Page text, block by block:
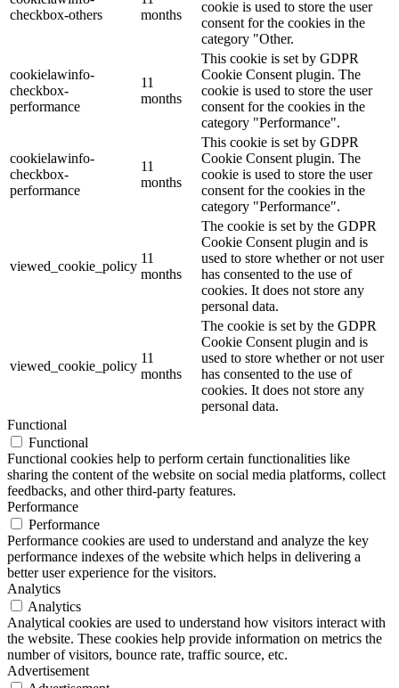
checkbox-others
months
cookie is used to store the user
consent for the cookies in the
category "Other.
cookielawinfo-
checkbox-
performance
11
months
This cookie is set by GDPR
Cookie Consent plugin. The
cookie is used to store the user
consent for the cookies in the
category "Performance".
cookielawinfo-
checkbox-
performance
11
months
This cookie is set by GDPR
Cookie Consent plugin. The
cookie is used to store the user
consent for the cookies in the
category "Performance".
viewed_cookie_policy
11
months
The cookie is set by the GDPR
Cookie Consent plugin and is
used to store whether or not user
has consented to the use of
cookies. It does not store any
personal data.
viewed_cookie_policy
11
months
The cookie is set by the GDPR
Cookie Consent plugin and is
used to store whether or not user
has consented to the use of
cookies. It does not store any
personal data.
Functional
Functional
Functional cookies help to perform certain functionalities like
sharing the content of the website on social media platforms, collect
feedbacks, and other third-party features.
Performance
Performance
Performance cookies are used to understand and analyze the key
performance indexes of the website which helps in delivering a
better user experience for the visitors.
Analytics
Analytics
Analytical cookies are used to understand how visitors interact with
the website. These cookies help provide information on metrics the
number of visitors, bounce rate, traffic source, etc.
Advertisement